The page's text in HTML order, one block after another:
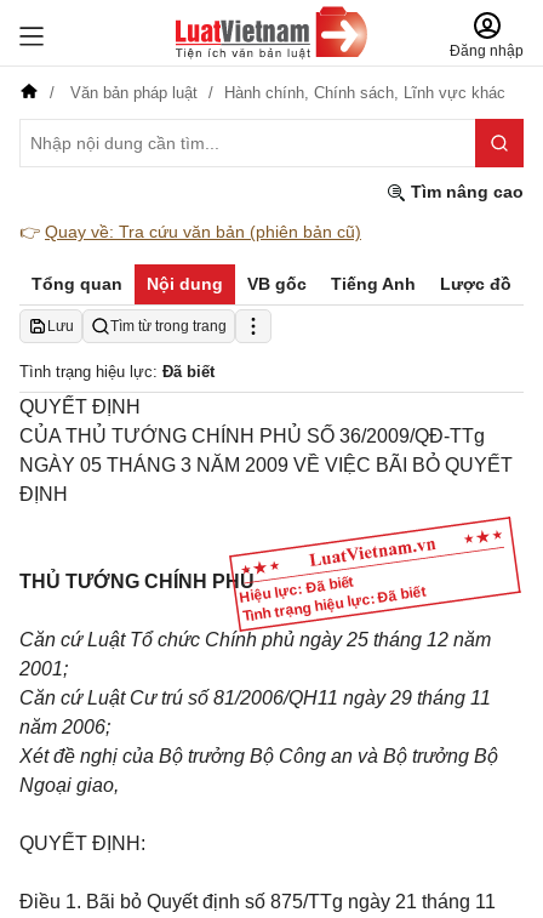
Đăng nhập
Văn bản pháp luật Hành chính, Chính sách, Lĩnh vực khác
Tìm nâng cao
👉 Quay về: Tra cứu văn bản (phiên bản cũ)
Tổng quan Nội dung VB gốc Tiếng Anh Lược đồ
Lưu Tìm từ trong trang
Tình trạng hiệu lực: Đã biết
Hiệu lực: Đã biết
Tình trạng hiệu lực: Đã biết
QUYẾT ĐỊNH
CỦA THỦ TƯỚNG CHÍNH PHỦ SỐ 36/2009/QĐ-TTg
NGÀY 05 THÁNG 3 NĂM 2009 VỀ VIỆC BÃI BỎ QUYẾT
ĐỊNH
THỦ TƯỚNG CHÍNH PHỦ
Căn cứ Luật Tổ chức Chính phủ ngày 25 tháng 12 năm
2001;
Căn cứ Luật Cư trú số 81/2006/QH11 ngày 29 tháng 11
năm 2006;
Xét đề nghị của Bộ trưởng Bộ Công an và Bộ trưởng Bộ
Ngoại giao,
QUYẾT ĐỊNH:
Điều 1. Bãi bỏ Quyết định số 875/TTg ngày 21 tháng 11